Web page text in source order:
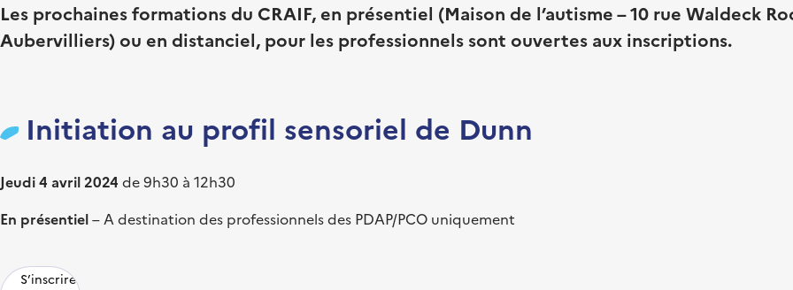
Les prochaines formations du CRAIF, en présentiel (Maison de l’autisme – 10 rue Waldeck
Aubervilliers) ou en distanciel, pour les professionnels sont ouvertes aux inscriptions.
Initiation au profil sensoriel de Dunn
Jeudi 4 avril 2024 de 9h30 à 12h30
En présentiel– A destination des professionnels des PDAP/PCO uniquement
S’inscrire